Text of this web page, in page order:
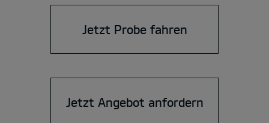
Jetzt Probe fahren
Jetzt Angebot anfordern